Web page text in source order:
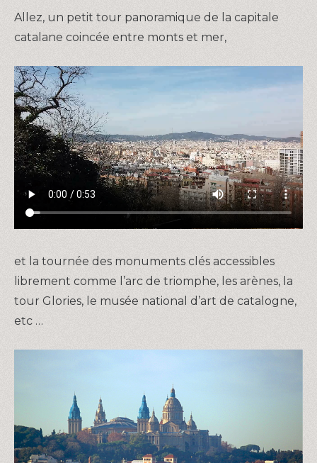
Allez, un petit tour panoramique de la capitale
catalane coincée entre monts et mer,
et la tournée des monuments clés accessibles
librement comme l’arc de triomphe, les arènes, la
tour Glories, le musée national d’art de catalogne,
etc …